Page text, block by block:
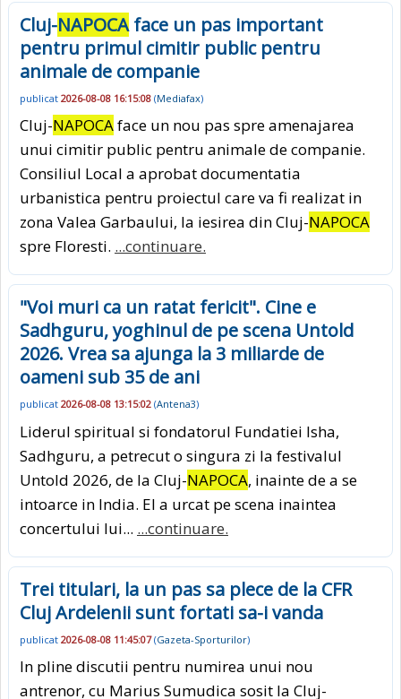
Cluj-NAPOCAface un pas important
pentru primul cimitir public pentru
animale de companie
publicat 2026-08-08 16:15:08 (Mediafax)
Cluj-NAPOCAface un nou pas spre amenajarea
unui cimitir public pentru animale de companie.
Consiliul Local a aprobat documentatia
urbanistica pentru proiectul care va fi realizat in
zona Valea Garbaului, la iesirea din Cluj-NAPOCA
spre Floresti. ...continuare.
"Voi muri ca un ratat fericit". Cine e
Sadhguru, yoghinul de pe scena Untold
2026. Vrea sa ajunga la 3 miliarde de
oameni sub 35 de ani
publicat 2026-08-08 13:15:02 (Antena3)
Liderul spiritual si fondatorul Fundatiei Isha,
Sadhguru, a petrecut o singura zi la festivalul
Untold 2026, de la Cluj-NAPOCA, inainte de a se
intoarce in India. El a urcat pe scena inaintea
concertului lui... ...continuare.
Trei titulari, la un pas sa plece de la CFR
Cluj Ardelenii sunt fortati sa-i vanda
publicat 2026-08-08 11:45:07(Gazeta-Sporturilor)
In pline discutii pentru numirea unui nou
antrenor, cu Marius Sumudica sosit la Cluj-